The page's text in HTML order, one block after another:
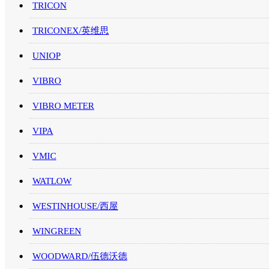
TRICON
TRICONEX/英维思
UNIOP
VIBRO
VIBRO METER
VIPA
VMIC
WATLOW
WESTINHOUSE/西屋
WINGREEN
WOODWARD/伍德沃德